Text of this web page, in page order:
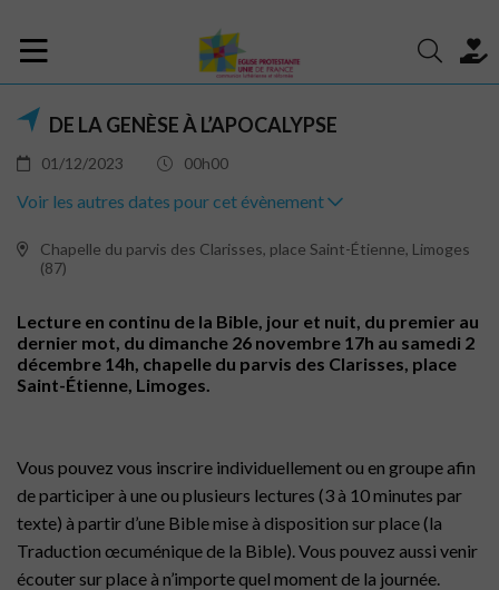
DE LA GENÈSE À L’APOCALYPSE
01/12/2023 00h00
Voir les autres dates pour cet évènement
Chapelle du parvis des Clarisses, place Saint-Étienne, Limoges
(87)
Lecture en continu de la Bible, jour et nuit, du premier au
dernier mot, du dimanche 26 novembre 17h au samedi 2
décembre 14h, chapelle du parvis des Clarisses, place
Saint-Étienne, Limoges.
Vous pouvez vous inscrire individuellement ou en groupe afin
de participer à une ou plusieurs lectures (3 à 10 minutes par
texte) à partir d’une Bible mise à disposition sur place (la
Traduction œcuménique de la Bible). Vous pouvez aussi venir
écouter sur place à n’importe quel moment de la journée.